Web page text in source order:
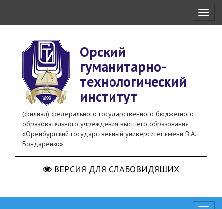
Орский
гуманитарно-
технологический
институт
(филиал) федерального государственного бюджетного
образовательного учреждения высшего образования
«Оренбургский государственный университет имени В.А.
Бондаренко»
ВЕРСИЯ ДЛЯ СЛАБОВИДЯЩИХ